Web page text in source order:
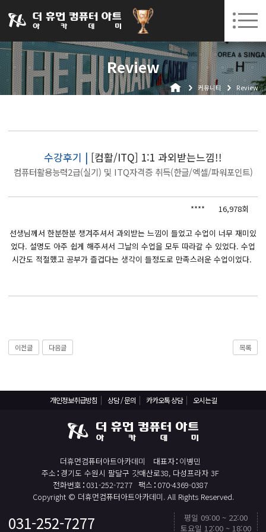
031-252-7277 수원캠퍼스 개강 08. 12.(수)
로그인 회원가입 고객센터
Review
커뮤니티 Review
수강후기 | [컴활/ITQ] 1:1 과외받는느낌!!
컴퓨터활용능력2급(실기) 및 ITQ자격증 취득(한글/엑셀/파워포인트)
**** 16,978회
선생님께서 한분한분 챙겨주셔서 과외받는 느낌이 들었고 수업이 너무 재미있
었다. 설명도 아주 쉽게 해주셔서 그날의 수업을 모두 따라갈 수 있었다. 수업
시간도 적절했고 공부가 즐겁다는 생각이 들정도로 만족스러운 수업이었다.
이전글 다음글 목록
개인정보취급방침 상담 / 문의 카카오톡 상담 오시는길
더휴먼컴퓨터아트아카데미 대표자 이병민
주소 경기도 수원시 팔달구 갓매산로38, 다성프라자 3F
전화번호 031-252-7277 팩스 070-4369-0387
Copyright © 더휴먼컴퓨터아트아카데미. All Rights Reserved.
031-252-7277
평일 09:00 ~ 22:00
토요일 12:00 ~ 18:00
TOP
아카데미소개
인사말
오시는길
국비지원 무료교육
생성형AI
BIM 건축설계 및 실내건축설계(캐드(CAD),맥스(MAX),레빗(REVIT))실무자 양성과정
React, Veu 프레임워크 기반 프론트엔드 개발 양성 지원
디지털컨버전스 자바(JAVA)개발자(전자정부 프레임워크/SPRING)
전기기능사(필기+실기) 자격증 취득과정
포토샵 자격증 취득과정(GTQ1급)
일러스트 자격증 취득과정(GTQi 1급)
전산회계 1급 / FAT 1급 자격증 취득과정
전산세무 2급 / TAT 2급 자격증 취득과정